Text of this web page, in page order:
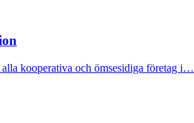
kooperativa och ömsesidiga företag i…